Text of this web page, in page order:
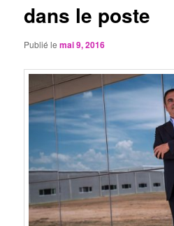
dans le poste
Publié lemai 9, 2016